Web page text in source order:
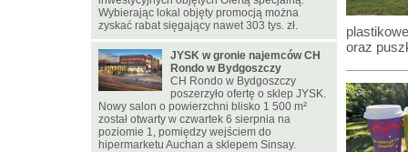
oraz
Wybierając lokal objęty promocją można
zyskać rabat sięgający nawet 303 tys. zł.
JYSK w gronie najemców CH
Rondo w Bydgoszczy
CH Rondo w Bydgoszczy
poszerzyło ofertę o sklep JYSK.
Nowy salon o powierzchni blisko 1 500 m²
został otwarty w czwartek 6 sierpnia na
poziomie 1, pomiędzy wejściem do
hipermarketu Auchan a sklepem Sinsay.